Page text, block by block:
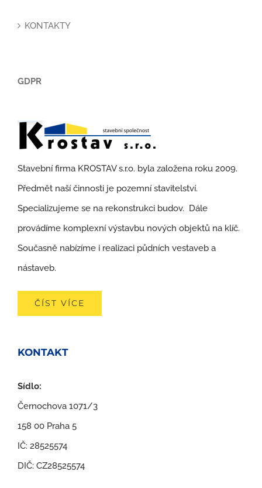
KONTAKTY
GDPR
Stavební firma KROSTAV s.r.o. byla založena roku 2009.
Předmět naší činnosti je pozemní stavitelství.
Specializujeme se na rekonstrukci budov. Dále
provádíme komplexní výstavbu nových objektů na klíč.
Současně nabízíme i realizaci půdních vestaveb a
nástaveb.
ČÍST VÍCE
KONTAKT
Sídlo:
Černochova 1071/3
158 00 Praha 5
IČ: 28525574
DIČ: CZ28525574